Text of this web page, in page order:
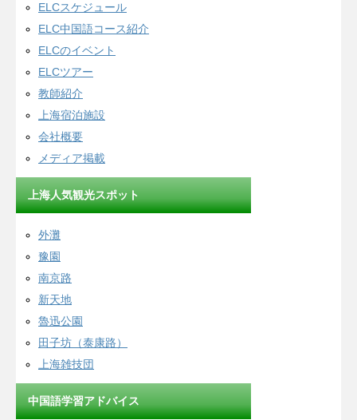
ELCスケジュール
ELC中国語コース紹介
ELCのイベント
ELCツアー
教師紹介
上海宿泊施設
会社概要
メディア掲載
上海人気観光スポット
外灘
豫園
南京路
新天地
魯迅公園
田子坊（泰康路）
上海雑技団
中国語学習アドバイス